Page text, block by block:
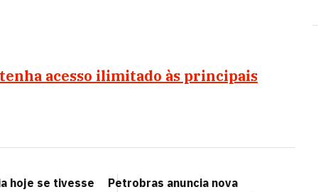
tenha acesso ilimitado às principais
hoje se tivesse
Petrobras anuncia nova